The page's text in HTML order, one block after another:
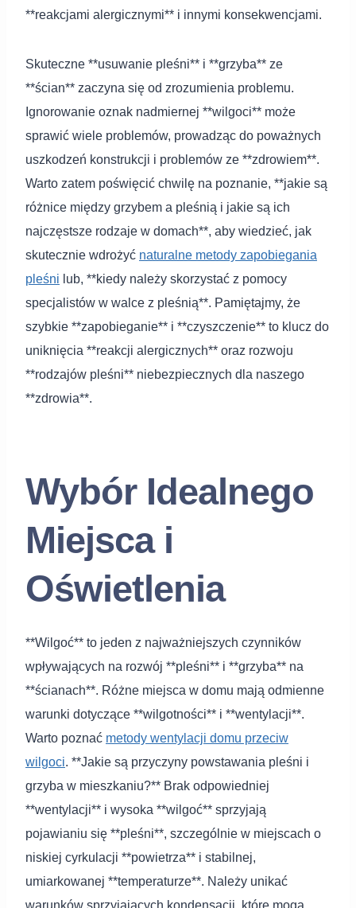
**reakcjami alergicznymi** i innymi konsekwencjami.
Skuteczne **usuwanie pleśni** i **grzyba** ze
**ścian** zaczyna się od zrozumienia problemu.
Ignorowanie oznak nadmiernej **wilgoci** może
sprawić wiele problemów, prowadząc do poważnych
uszkodzeń konstrukcji i problemów ze **zdrowiem**.
Warto zatem poświęcić chwilę na poznanie, **jakie są
różnice między grzybem a pleśnią i jakie są ich
najczęstsze rodzaje w domach**, aby wiedzieć, jak
skutecznie wdrożyć naturalne metody zapobiegania
pleśni lub, **kiedy należy skorzystać z pomocy
specjalistów w walce z pleśnią**. Pamiętajmy, że
szybkie **zapobieganie** i **czyszczenie** to klucz do
uniknięcia **reakcji alergicznych** oraz rozwoju
**rodzajów pleśni** niebezpiecznych dla naszego
**zdrowia**.
Wybór Idealnego
Miejsca i
Oświetlenia
**Wilgoć** to jeden z najważniejszych czynników
wpływających na rozwój **pleśni** i **grzyba** na
**ścianach**. Różne miejsca w domu mają odmienne
warunki dotyczące **wilgotności** i **wentylacji**.
Warto poznać metody wentylacji domu przeciw
wilgoci. **Jakie są przyczyny powstawania pleśni i
grzyba w mieszkaniu?** Brak odpowiedniej
**wentylacji** i wysoka **wilgoć** sprzyjają
pojawianiu się **pleśni**, szczególnie w miejscach o
niskiej cyrkulacji **powietrza** i stabilnej,
umiarkowanej **temperaturze**. Należy unikać
warunków sprzyjających kondensacji, które mogą